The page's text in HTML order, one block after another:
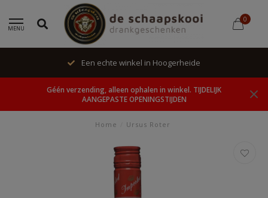
MENU
0
Een echte winkel in Hoogerheide
Géén verzending, alleen ophalen in winkel. TIJDELIJK
AANGEPASTE OPENINGSTIJDEN
Home Ursus Roter